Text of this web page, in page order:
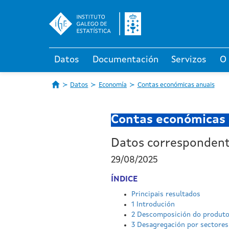
Datos Documentación Servizos O
Datos Economía Contas económicas anuais